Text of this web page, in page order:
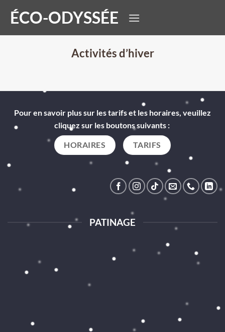
ÉCO-ODYSSÉE
Activités d’hiver
Pour en savoir plus sur les tarifs et les horaires, veuillez
cliquez sur les boutons suivants :
HORAIRES TARIFS
PATINAGE